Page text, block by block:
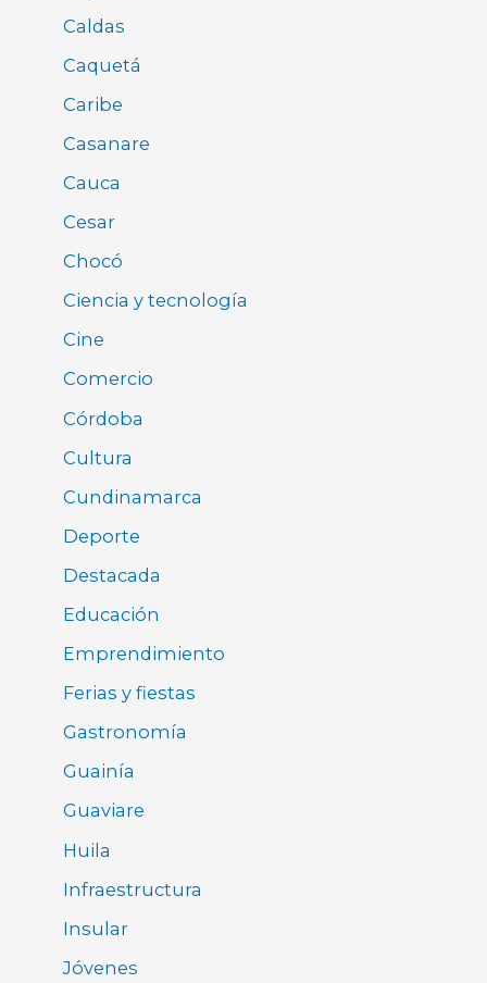
Caldas
Caquetá
Caribe
Casanare
Cauca
Cesar
Chocó
Ciencia y tecnología
Cine
Comercio
Córdoba
Cultura
Cundinamarca
Deporte
Destacada
Educación
Emprendimiento
Ferias y fiestas
Gastronomía
Guainía
Guaviare
Huila
Infraestructura
Insular
Jóvenes